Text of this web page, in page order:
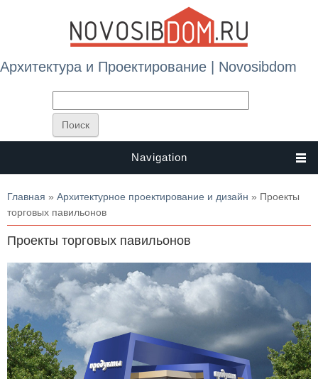
Архитектура и Проектирование | Novosibdom
Navigation
Вы здесь
Главная » Архитектурное проектирование и дизайн » Проекты
торговых павильонов
Проекты торговых павильонов